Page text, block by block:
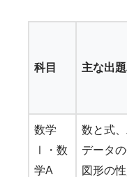
科目 主な出
数学
Ⅰ・数
学A
数と式
データ
図形の